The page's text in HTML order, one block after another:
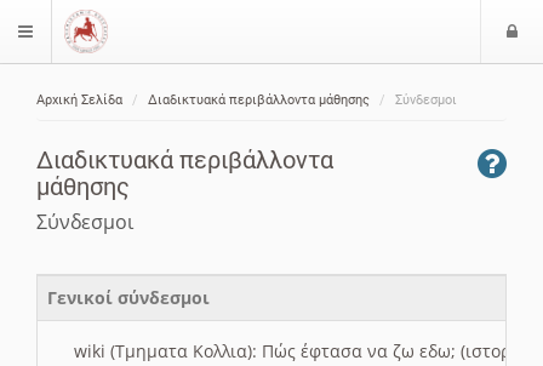
$langMenu
Αρχική Σελίδα Διαδικτυακά περιβάλλοντα μάθησης Σύνδεσμοι
Διαδικτυακά περιβάλλοντα
μάθησης
Σύνδεσμοι
Γενικοί σύνδεσμοι
wiki (Τμηματα Κολλια): Πώς έφτασα να ζω εδω; (ιστορια)